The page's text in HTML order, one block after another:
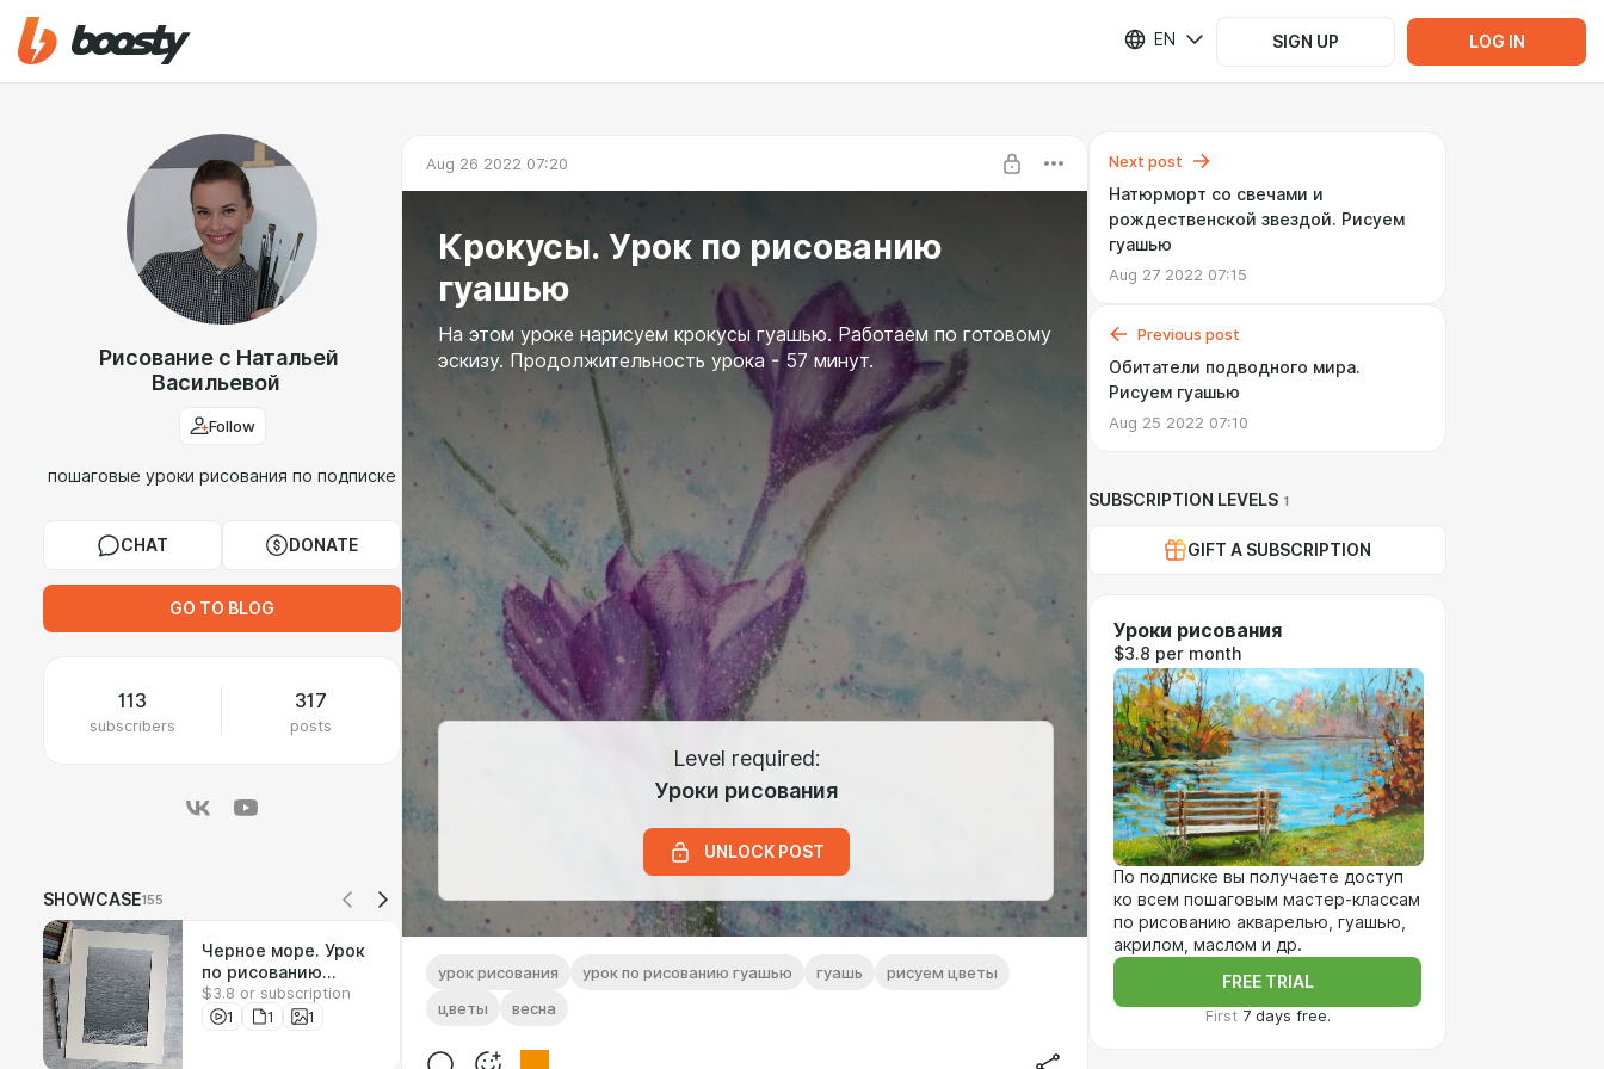
EN SIGN UP LOG IN
Рисование с Натальей
Васильевой
Follow
пошаговые уроки рисования по подписке
CHAT DONATE
GO TO BLOG
113
subscribers
317
posts
SHOWCASE155
Черное море. Урок
по рисованию
соусом
$3.8 or subscription
1
1 1
Aug 26 2022 07:20
Крокусы. Урок по рисованию
гуашью
На этом уроке нарисуем крокусы гуашью. Работаем по готовому
эскизу. Продолжительность урока - 57 минут.
Level required:
Уроки рисования
UNLOCK POST
урок рисования урок по рисованию гуашью гуашь
рисуем цветы
цветы
весна
Next post
Натюрморт со свечами и
рождественской звездой. Рисуем
гуашью
Aug 27 2022 07:15
Previous post
Обитатели подводного мира.
Рисуем гуашью
Aug 25 2022 07:10
SUBSCRIPTION LEVELS 1
GIFT A SUBSCRIPTION
Уроки рисования
$3.8 per month
По подписке вы получаете доступ
ко всем пошаговым мастер-классам
по рисованию акварелью, гуашью,
акрилом, маслом и др.
FREE TRIAL
First 7 days free.